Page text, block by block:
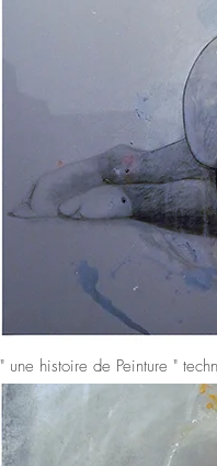
" une histoire de Peinture "